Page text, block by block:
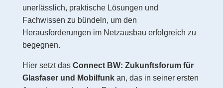
unerlässlich, praktische Lösungen und
Fachwissen zu bündeln, um den
Herausforderungen im Netzausbau erfolgreich zu
begegnen.
Hier setzt das Connect BW: Zukunftsforum für
Glasfaser und Mobilfunkan, das in seiner ersten